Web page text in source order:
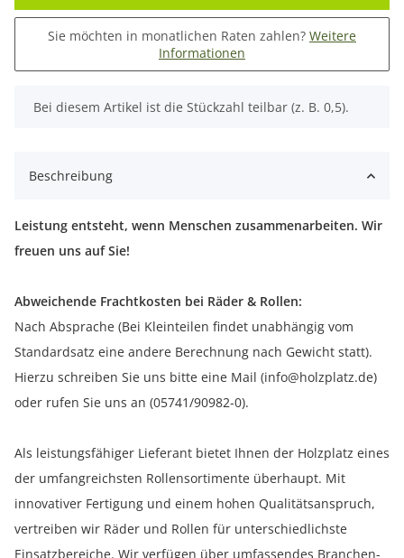
Sie möchten in monatlichen Raten zahlen? Weitere
Informationen
x
Bei diesem Artikel ist die Stückzahl teilbar (z. B. 0,5).
Beschreibung
Leistung entsteht, wenn Menschen zusammenarbeiten. Wir
freuen uns auf Sie!
Abweichende Frachtkosten bei Räder & Rollen:
Nach Absprache (Bei Kleinteilen findet unabhängig vom
Standardsatz eine andere Berechnung nach Gewicht statt).
Hierzu schreiben Sie uns bitte eine Mail (info@holzplatz.de)
oder rufen Sie uns an (05741/90982-0).
Als leistungsfähiger Lieferant bietet Ihnen der Holzplatz eines
der umfangreichsten Rollensortimente überhaupt. Mit
innovativer Fertigung und einem hohen Qualitätsanspruch,
vertreiben wir Räder und Rollen für unterschiedlichste
Einsatzbereiche. Wir verfügen über umfassendes Branchen-